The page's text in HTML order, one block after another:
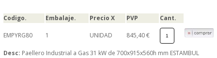
Codigo. Embalaje. Precio X PVP Cant.
EMPYRG80 1 UNIDAD 845,40 €
Desc: Paellero Industrial a Gas 31 kW de 700x915x560h mm ESTAMBUL